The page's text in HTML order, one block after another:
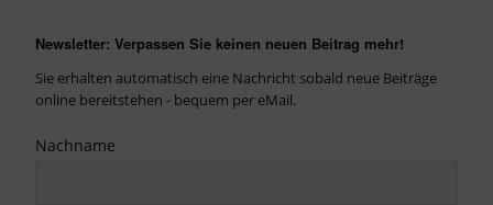
Newsletter: Verpassen Sie keinen neuen Beitrag mehr!
Sie erhalten automatisch eine Nachricht sobald neue Beiträge
online bereitstehen - bequem per eMail.
Nachname